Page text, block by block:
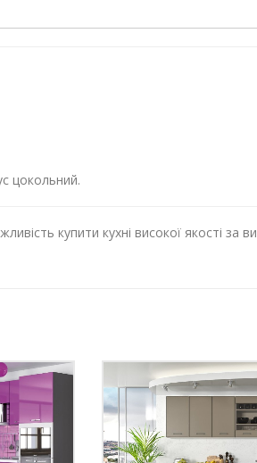
цокольний.
купити кухні високої якості за